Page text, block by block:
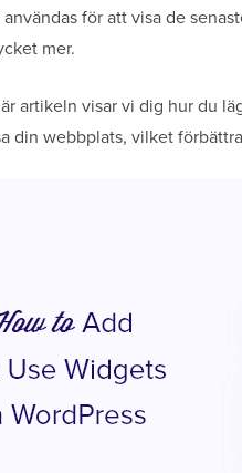
användas för att visa de
mer.
artikeln visar vi dig hur du
din webbplats, vilket